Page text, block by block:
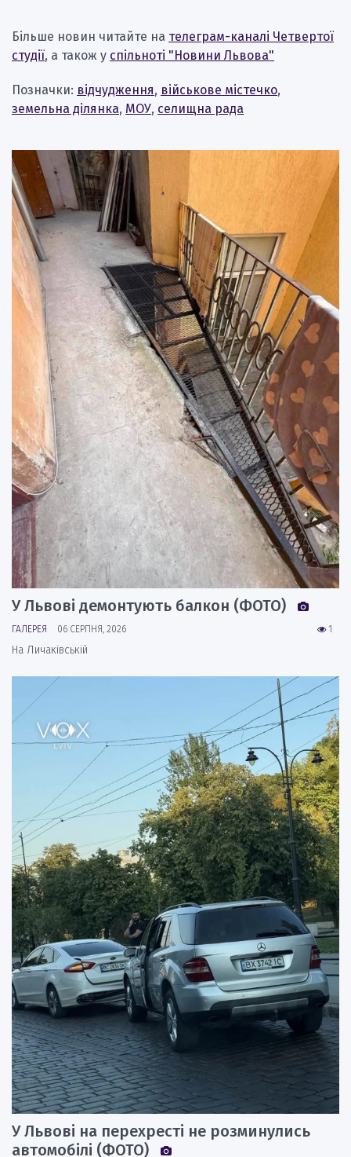
Більше новин читайте на телеграм-каналі Четвертої
студії, а також у спільноті "Новини Львова"
Позначки: відчудження, військове містечко,
земельна ділянка, МОУ, селищна рада
У Львові демонтують балкон (ФОТО)
1
ГАЛЕРЕЯ 06 СЕРПНЯ, 2026
На Личаківській
У Львові на перехресті не розминулись
автомобілі (ФОТО)